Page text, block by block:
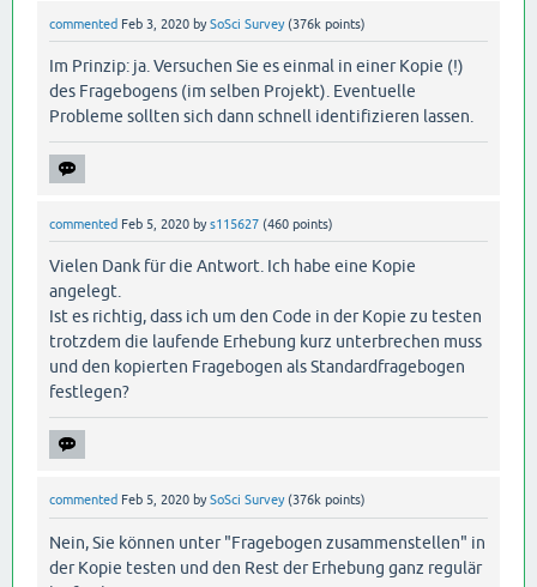
commented Feb 3, 2020 bySoSci Survey (376k points)
Im Prinzip: ja. Versuchen Sie es einmal in einer Kopie (!)
des Fragebogens (im selben Projekt). Eventuelle
Probleme sollten sich dann schnell identifizieren lassen.
commented Feb 5, 2020 bys115627 (460 points)
Vielen Dank für die Antwort. Ich habe eine Kopie
angelegt.
Ist es richtig, dass ich um den Code in der Kopie zu testen
trotzdem die laufende Erhebung kurz unterbrechen muss
und den kopierten Fragebogen als Standardfragebogen
festlegen?
commented Feb 5, 2020 bySoSci Survey (376k points)
Nein, Sie können unter "Fragebogen zusammenstellen" in
der Kopie testen und den Rest der Erhebung ganz regulär